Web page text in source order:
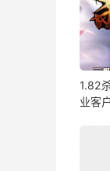
1.82
业客